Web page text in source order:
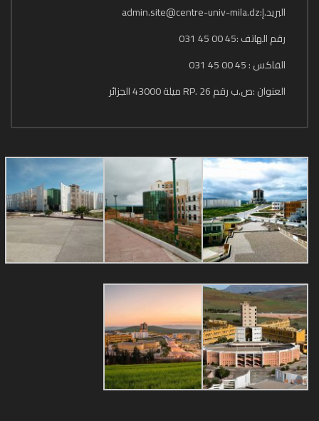
البريد.إ:admin.site@centre-univ-mila.dz
رقم الهاتف :45 00 45 031
الفاكس : 45 00 45 031
العنوان :ص.ب رقم 26 .RP ميلة 43000 الجزائر